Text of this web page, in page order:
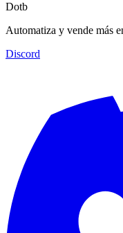
Dotb
Automatiza y vende más
Discord